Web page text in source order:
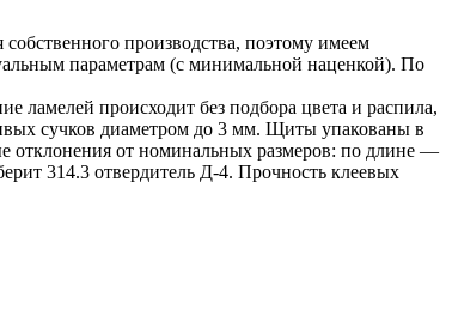
производства, поэтому имеем
параметрам (с минимальной наценкой). По
происходит без подбора цвета и распила,
сучков диаметром до 3 мм. Щиты упакованы в
отклонения от номинальных размеров: по длине —
314.3 отвердитель Д-4. Прочность клеевых